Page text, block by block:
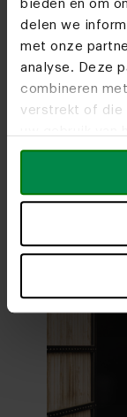
bieden en om
delen we
met onze
analyse. Deze
combineren
verstrekt of die